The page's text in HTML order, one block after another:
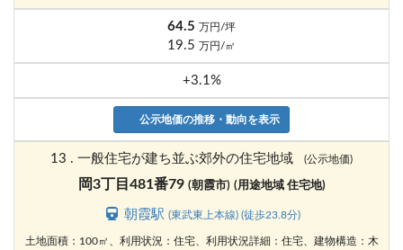
64.5 万円/坪
19.5 万円/㎡
+3.1%
公示地価の推移・動向を表示
13 . 一般住宅が建ち並ぶ郊外の住宅地域 (公示地価)
岡3丁目481番79 (朝霞市) (用途地域 住宅地)
朝霞駅 (東武東上本線) (徒歩23.8分)
土地面積：100㎡、利用状況：住宅、利用状況詳細：住宅、建物構造：木